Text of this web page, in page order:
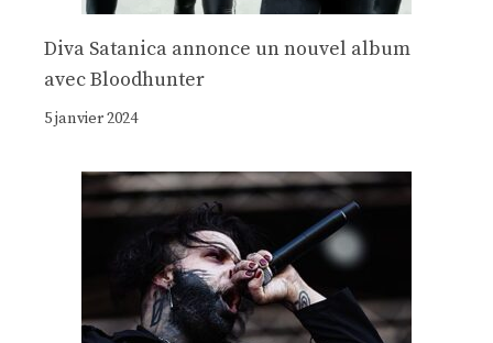
Diva Satanica annonce un nouvel album
avec Bloodhunter
5 janvier 2024